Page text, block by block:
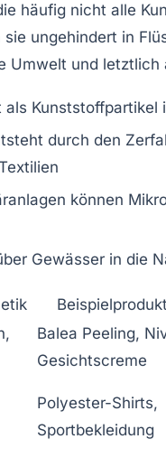
häufig nicht alle
ungehindert in
Umwelt und
als Kunststoffpartikel
durch den
können
Gewässer in die
Balea Peeling,
Gesichtscreme
Polyester-Shirts,
Sportbekleidung